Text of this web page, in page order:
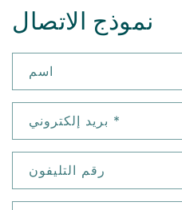
نموذج الاتصال
اسم
*
رقم التليفون